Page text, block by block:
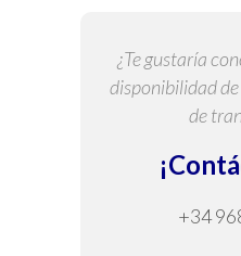
¿Te gustaría
disponibilidad
de
+34